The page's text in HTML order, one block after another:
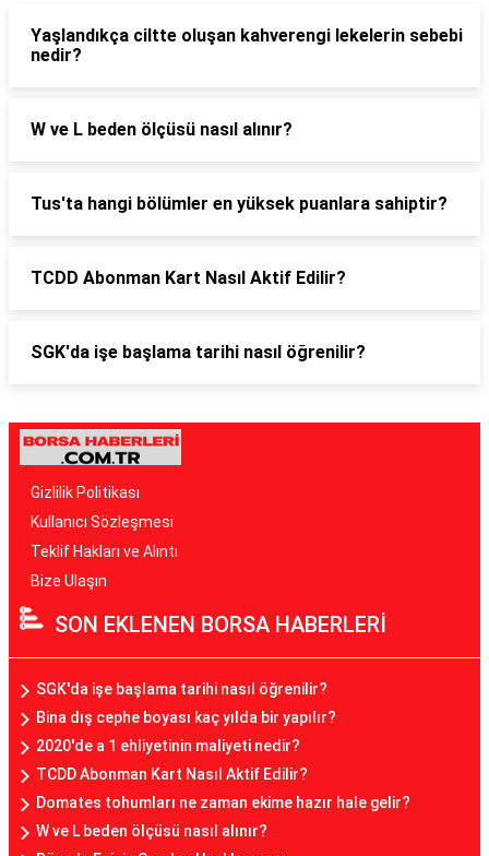
Yaşlandıkça ciltte oluşan kahverengi lekelerin sebebi
nedir?
W ve L beden ölçüsü nasıl alınır?
Tus'ta hangi bölümler en yüksek puanlara sahiptir?
TCDD Abonman Kart Nasıl Aktif Edilir?
SGK'da işe başlama tarihi nasıl öğrenilir?
Gizlilik Politikası
Kullanıcı Sözleşmesi
Teklif Hakları ve Alıntı
Bize Ulaşın
SON EKLENEN BORSA HABERLERİ
SGK'da işe başlama tarihi nasıl öğrenilir?
Bina dış cephe boyası kaç yılda bir yapılır?
2020'de a 1 ehliyetinin maliyeti nedir?
TCDD Abonman Kart Nasıl Aktif Edilir?
Domates tohumları ne zaman ekime hazır hale gelir?
W ve L beden ölçüsü nasıl alınır?